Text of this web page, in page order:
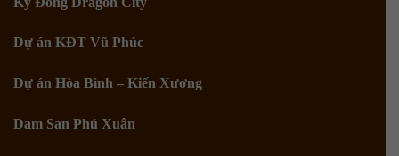
Dự án KĐT Vũ Phúc
Dự án Hòa Bình – Kiến Xương
Dam San Phú Xuân